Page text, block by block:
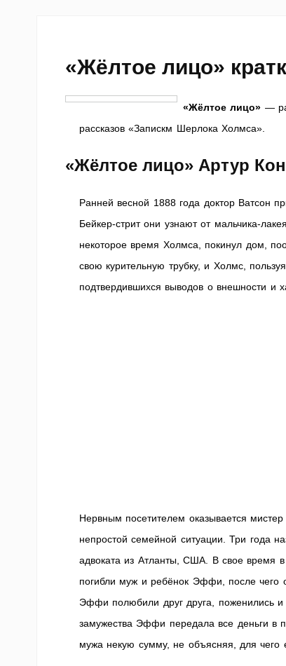
«Жёлтое лицо»
«Жёлтое лицо» —
рассказов «Запискм Шерлока Холмса».
«Жёлтое лицо» Артур
Ранней весной 1888 года доктор Ватсон
Бейкер-стрит они узнают от мальчика-
некоторое время Холмса, покинул дом,
свою курительную трубку, и Холмс,
подтвердившихся выводов о внешности и
Нервным посетителем оказывается
непростой семейной ситуации. Три года
адвоката из Атланты, США. В свое время
погибли муж и ребёнок Эффи, после чего
Эффи полюбили друг друга, поженились
замужества Эффи передала все деньги в
мужа некую сумму, не объясняя, для чего